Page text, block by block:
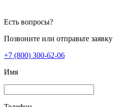
Есть вопросы?
Позвоните или отправьте заявку
+7 (800) 300-62-06
Имя